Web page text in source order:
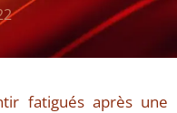
fatigués après une